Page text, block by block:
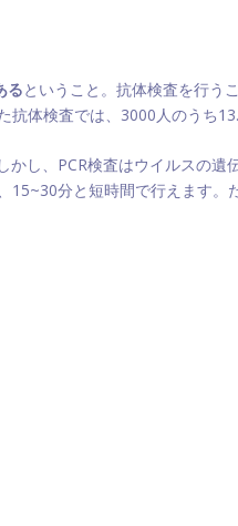
るということ。抗体検査を行う
体検査では、3000人のうち
し、PCR検査はウイルスの遺
15~30分と短時間で行えます。